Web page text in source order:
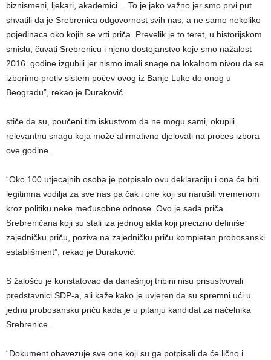
biznismeni, ljekari, akademici… To je jako važno jer smo prvi put
shvatili da je Srebrenica odgovornost svih nas, a ne samo nekoliko
pojedinaca oko kojih se vrti priča. Prevelik je to teret, u historijskom
smislu, čuvati Srebrenicu i njeno dostojanstvo koje smo nažalost
2016. godine izgubili jer nismo imali snage na lokalnom nivou da se
izborimo protiv sistem počev ovog iz Banje Luke do onog u
Beogradu”, rekao je Duraković.
stiče da su, poučeni tim iskustvom da ne mogu sami, okupili
relevantnu snagu koja može afirmativno djelovati na proces izbora
ove godine.
“Oko 100 utjecajnih osoba je potpisalo ovu deklaraciju i ona će biti
legitimna vodilja za sve nas pa čak i one koji su narušili vremenom
kroz politiku neke međusobne odnose. Ovo je sada priča
Srebreničana koji su stali iza jednog akta koji precizno definiše
zajedničku priču, poziva na zajedničku priču kompletan probosanski
establišment”, rekao je Duraković.
S žalošću je konstatovao da današnjoj tribini nisu prisustvovali
predstavnici SDP-a, ali kaže kako je uvjeren da su spremni ući u
jednu probosansku priču kada je u pitanju kandidat za načelnika
Srebrenice.
“Dokument obavezuje sve one koji su ga potpisali da će lično i